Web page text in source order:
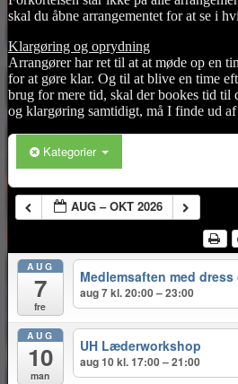
skal du åbne arrangementet for at se i
Klargøring og oprydning
Arrangører har ret til at at møde op en
for at gøre klar. Og til at blive en time
brug for mere tid, skal der bookes tid til
og klargøring samtidigt, må I finde ud af
Kategorier
AUG – OKT 2026
AUG
7
fre
Medlemsaften med dress
aug 7 kl. 20:00 – 23:00
AUG
10
man
UH Læderworkshop
aug 10 kl. 17:00 – 21:00